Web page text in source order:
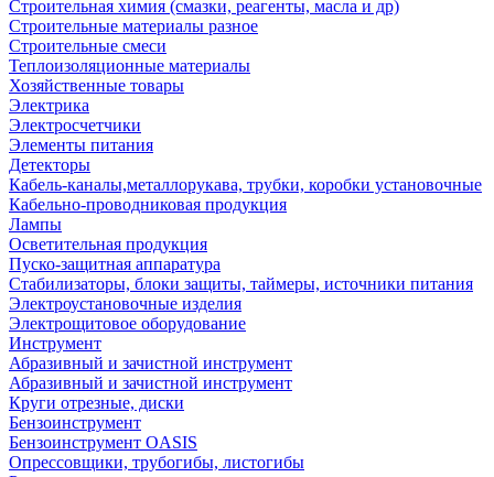
Строительная химия (смазки, реагенты, масла и др)
Строительные материалы разное
Строительные смеси
Теплоизоляционные материалы
Хозяйственные товары
Электрика
Электросчетчики
Элементы питания
Детекторы
Кабель-каналы,металлорукава, трубки, коробки установочные
Кабельно-проводниковая продукция
Лампы
Осветительная продукция
Пуско-защитная аппаратура
Стабилизаторы, блоки защиты, таймеры, источники питания
Электроустановочные изделия
Электрощитовое оборудование
Инструмент
Абразивный и зачистной инструмент
Абразивный и зачистной инструмент
Круги отрезные, диски
Бензоинструмент
Бензоинструмент OASIS
Опрессовщики, трубогибы, листогибы